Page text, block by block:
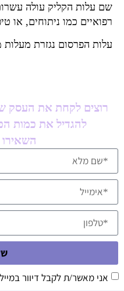
שם עלות הקליק עולה
רפואיים כמו ניתוחים, או
עלות הפרסום נגזרת מעלות
רוצים לקחת את העסק
להגדיל את כמות
אני מאשר/ת לקבל דיוור